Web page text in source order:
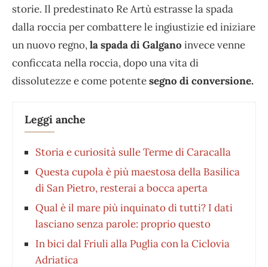
storie. Il predestinato Re Artù estrasse la spada
dalla roccia per combattere le ingiustizie ed iniziare
un nuovo regno,la spada di Galgano invece venne
conficcata nella roccia, dopo una vita di
dissolutezze e come potentesegno di conversione.
Leggi anche
Storia e curiosità sulle Terme di Caracalla
Questa cupola è più maestosa della Basilica
di San Pietro, resterai a bocca aperta
Qual è il mare più inquinato di tutti? I dati
lasciano senza parole: proprio questo
In bici dal Friuli alla Puglia con la Ciclovia
Adriatica